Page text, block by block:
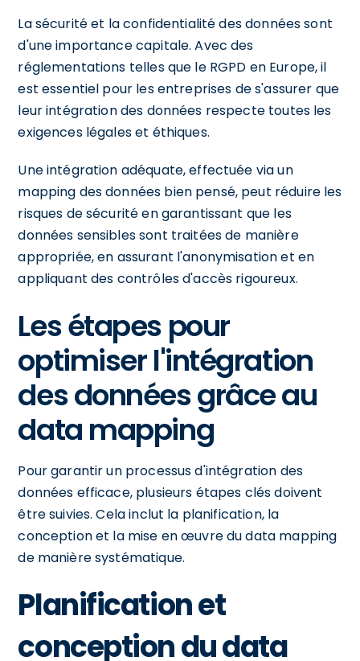
La sécurité et la confidentialité des données sont
d'une importance capitale. Avec des
réglementations telles que le RGPD en Europe, il
est essentiel pour les entreprises de s'assurer que
leur intégration des données respecte toutes les
exigences légales et éthiques.
Une intégration adéquate, effectuée via un
mapping des données bien pensé, peut réduire les
risques de sécurité en garantissant que les
données sensibles sont traitées de manière
appropriée, en assurant l'anonymisation et en
appliquant des contrôles d'accès rigoureux.
Les étapes pour
optimiser l'intégration
des données grâce au
data mapping
Pour garantir un processus d'intégration des
données efficace, plusieurs étapes clés doivent
être suivies. Cela inclut la planification, la
conception et la mise en œuvre du data mapping
de manière systématique.
Planification et
conception du data